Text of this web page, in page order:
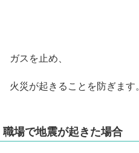
ガスを止め、
火災が起きることを防ぎます。
職場で地震が起きた場合